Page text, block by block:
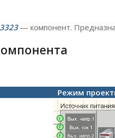
— компонент.
Режим